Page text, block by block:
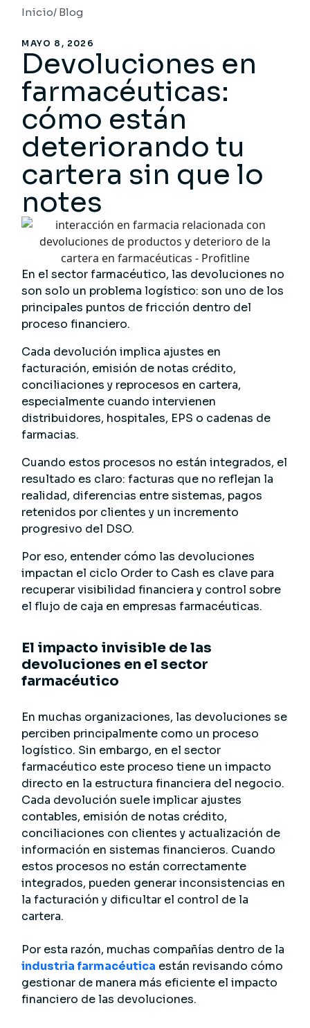
Inicio/ Blog
MAYO 8, 2026
Devoluciones en
farmacéuticas:
cómo están
deteriorando tu
cartera sin que lo
notes
En el sector farmacéutico, las devoluciones no
son solo un problema logístico: son uno de los
principales puntos de fricción dentro del
proceso financiero.
Cada devolución implica ajustes en
facturación, emisión de notas crédito,
conciliaciones y reprocesos en cartera,
especialmente cuando intervienen
distribuidores, hospitales, EPS o cadenas de
farmacias.
Cuando estos procesos no están integrados, el
resultado es claro: facturas que no reflejan la
realidad, diferencias entre sistemas, pagos
retenidos por clientes y un incremento
progresivo del DSO.
Por eso, entender cómo las devoluciones
impactan el ciclo Order to Cash es clave para
recuperar visibilidad financiera y control sobre
el flujo de caja en empresas farmacéuticas.
El impacto invisible de las
devoluciones en el sector
farmacéutico
En muchas organizaciones, las devoluciones se
perciben principalmente como un proceso
logístico. Sin embargo, en el sector
farmacéutico este proceso tiene un impacto
directo en la estructura financiera del negocio.
Cada devolución suele implicar ajustes
contables, emisión de notas crédito,
conciliaciones con clientes y actualización de
información en sistemas financieros. Cuando
estos procesos no están correctamente
integrados, pueden generar inconsistencias en
la facturación y dificultar el control de la
cartera.
Por esta razón, muchas compañías dentro de la
industria farmacéutica están revisando cómo
gestionar de manera más eficiente el impacto
financiero de las devoluciones.